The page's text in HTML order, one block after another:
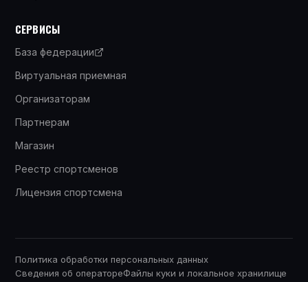
СЕРВИСЫ
База федерации
Виртуальная приемная
Организаторам
Партнерам
Магазин
Реестр спортсменов
Лицензия спортсмена
Политика обработки персональных данных
Сведения об оператореФайлы куки и локальное хранилище